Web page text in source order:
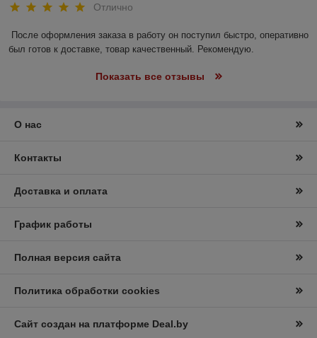
Отлично
После оформления заказа в работу он поступил быстро, оперативно
был готов к доставке, товар качественный. Рекомендую.
Показать все отзывы
О нас
Контакты
Доставка и оплата
График работы
Полная версия сайта
Политика обработки cookies
Сайт создан на платформе Deal.by